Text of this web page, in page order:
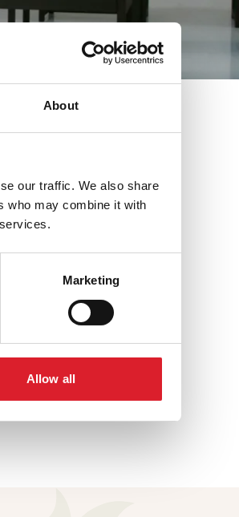
About
our traffic. We also share
who may combine it with
Marketing
Allow all
decoraties
‘Oud
graffiti